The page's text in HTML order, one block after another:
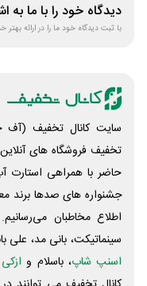
دیدگاه خود را با ما به
با ثبت دیدگاه خود ما را در ارائه بهتر
سایت کانال تخفیف (آف
تخفیف فروشگاه های
حاضر با همراهی استارت
جشنواره های صدها برند
اطلاع مخاطبان می‌رسانیم.
سینماتیکت، بانی مد، علی‌
اسنپ شاپ، باسلام و ازکی